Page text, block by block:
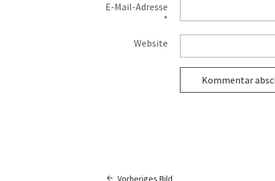
E-Mail-Adresse
*
Website
Vorheriges Bild